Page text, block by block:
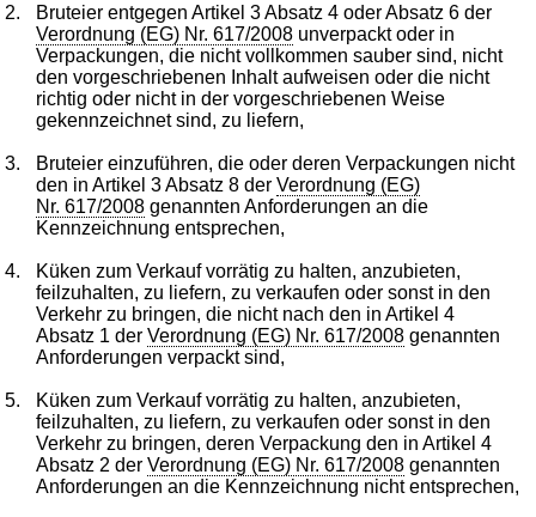
2.
Bruteier entgegen Artikel 3 Absatz 4 oder Absatz 6 der
Verordnung (EG) Nr. 617/2008 unverpackt oder in
Verpackungen, die nicht vollkommen sauber sind, nicht
den vorgeschriebenen Inhalt aufweisen oder die nicht
richtig oder nicht in der vorgeschriebenen Weise
gekennzeichnet sind, zu liefern,
3.
Bruteier einzuführen, die oder deren Verpackungen nicht
den in Artikel 3 Absatz 8 derVerordnung (EG)
Nr. 617/2008 genannten Anforderungen an die
Kennzeichnung entsprechen,
4.
Küken zum Verkauf vorrätig zu halten, anzubieten,
feilzuhalten, zu liefern, zu verkaufen oder sonst in den
Verkehr zu bringen, die nicht nach den in Artikel 4
Absatz 1 derVerordnung (EG) Nr. 617/2008 genannten
Anforderungen verpackt sind,
5.
Küken zum Verkauf vorrätig zu halten, anzubieten,
feilzuhalten, zu liefern, zu verkaufen oder sonst in den
Verkehr zu bringen, deren Verpackung den in Artikel 4
Absatz 2 derVerordnung (EG) Nr. 617/2008 genannten
Anforderungen an die Kennzeichnung nicht entsprechen,